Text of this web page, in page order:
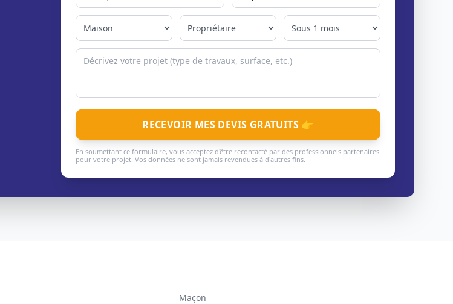
RECEVOIR MES DEVIS GRATUITS 👉
En soumettant ce formulaire, vous acceptez d'être recontacté par des professionnels partenaires
pour votre projet. Vos données ne sont jamais revendues à d'autres fins.
Maçon